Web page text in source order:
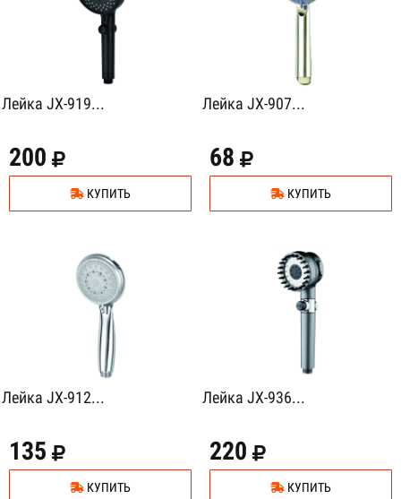
Лейка JX-919...
200
КУПИТЬ
Лейка JX-907...
68
КУПИТЬ
Лейка JX-912...
135
КУПИТЬ
Лейка JX-936...
220
КУПИТЬ